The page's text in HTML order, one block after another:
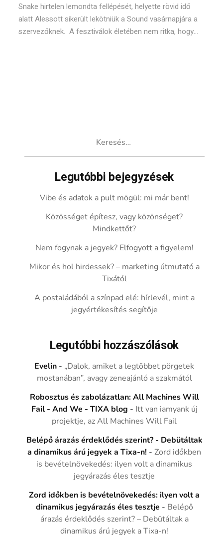
Snake hirtelen lemondta fellépését, helyette rövid idő
alatt Alessott sikerült lekötniük a Sound vasárnapjára a
szervezőknek. A fesztiválok életében nem ritka, hogy...
Legutóbbi bejegyzések
Vibe és adatok a pult mögül: mi már bent!
Közösséget építesz, vagy közönséget?
Mindkettőt?
Nem fogynak a jegyek? Elfogyott a figyelem!
Mikor és hol hirdessek? – marketing útmutató a
Tixától
A postaládából a színpad elé: hírlevél, mint a
jegyértékesítés segítője
Legutóbbi hozzászólások
Evelin - „Dalok, amiket a legtöbbet pörgetek
mostanában”, avagy zeneajánló a szakmától
Robosztus és zabolázatlan: All Machines Will
Fail - And We - TIXA blog - Itt van iamyank új
projektje, az All Machines Will Fail
Belépő árazás érdeklődés szerint? - Debütáltak
a dinamikus árú jegyek a Tixa-n! -Zord időkben
is bevételnövekedés: ilyen volt a dinamikus
jegyárazás éles tesztje
Zord időkben is bevételnövekedés: ilyen volt a
dinamikus jegyárazás éles tesztje - Belépő
árazás érdeklődés szerint? – Debütáltak a
dinamikus árú jegyek a Tixa-n!